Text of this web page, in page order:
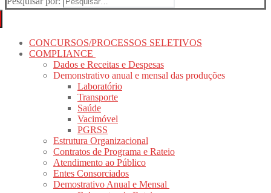
CONCURSOS/PROCESSOS SELETIVOS
COMPLIANCE
Dados e Receitas e Despesas
Demonstrativo anual e mensal das produções
Laboratório
Transporte
Saúde
Vacimóvel
PGRSS
Estrutura Organizacional
Contratos de Programa e Rateio
Atendimento ao Público
Entes Consorciados
Demostrativo Anual e Mensal